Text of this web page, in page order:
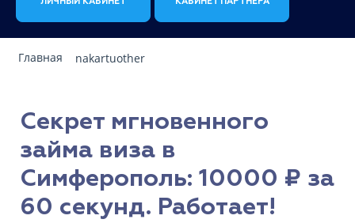
Главная nakartuother
Секрет мгновенного
займа виза в
Симферополь: 10000 ₽ за
60 секунд. Работает!